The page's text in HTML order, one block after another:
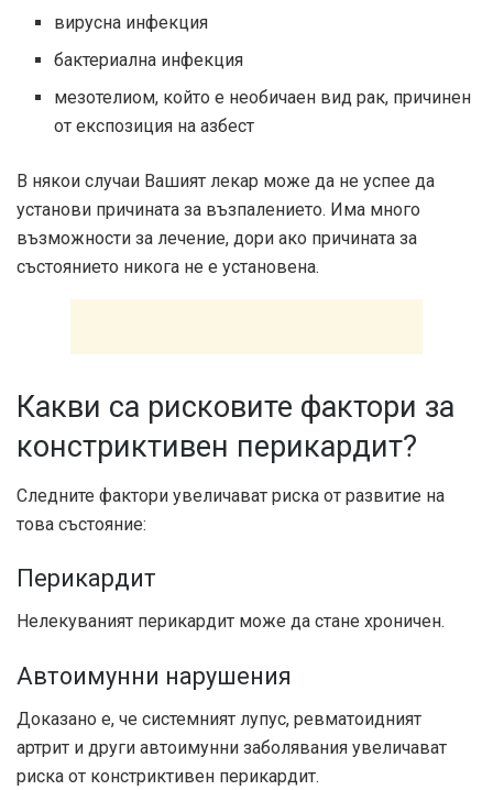
вирусна инфекция
бактериална инфекция
мезотелиом, който е необичаен вид рак, причинен
от експозиция на азбест
В някои случаи Вашият лекар може да не успее да
установи причината за възпалението. Има много
възможности за лечение, дори ако причината за
състоянието никога не е установена.
Какви са рисковите фактори за
констриктивен перикардит?
Следните фактори увеличават риска от развитие на
това състояние:
Перикардит
Нелекуваният перикардит може да стане хроничен.
Автоимунни нарушения
Доказано е, че системният лупус, ревматоидният
артрит и други автоимунни заболявания увеличават
риска от констриктивен перикардит.